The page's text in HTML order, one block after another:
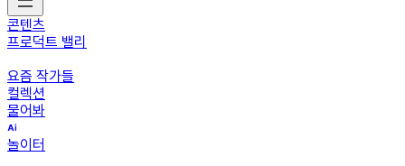
콘텐츠
프로덕트 밸리
요즘 작가들
컬렉션
물어봐
놀이터